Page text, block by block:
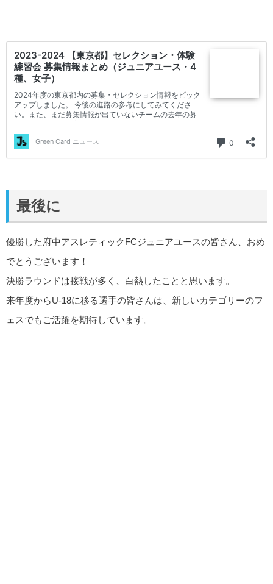
最後に
優勝した府中アスレティックFCジュニアユースの皆さん、おめ
でとうございます！
決勝ラウンドは接戦が多く、白熱したことと思います。
来年度からU-18に移る選手の皆さんは、新しいカテゴリーのフ
ェスでもご活躍を期待しています。